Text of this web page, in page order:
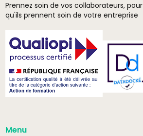
Prennez soin de vos collaborateurs, pour
qu'ils prennent soin de votre entreprise
Menu